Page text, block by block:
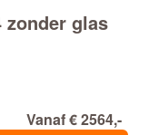
zonder glas
Vanaf € 2564,-